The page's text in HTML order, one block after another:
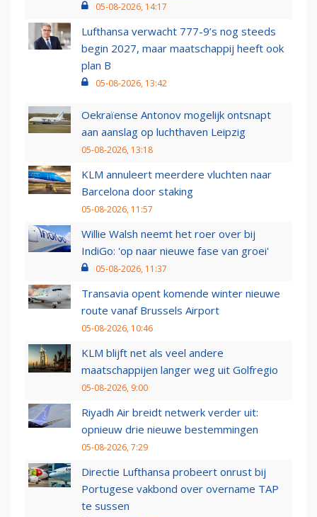
05-08-2026, 14:17
Lufthansa verwacht 777-9’s nog steeds
begin 2027, maar maatschappij heeft ook
plan B
05-08-2026, 13:42
Oekraïense Antonov mogelijk ontsnapt
aan aanslag op luchthaven Leipzig
05-08-2026, 13:18
KLM annuleert meerdere vluchten naar
Barcelona door staking
05-08-2026, 11:57
Willie Walsh neemt het roer over bij
IndiGo: 'op naar nieuwe fase van groei'
05-08-2026, 11:37
Transavia opent komende winter nieuwe
route vanaf Brussels Airport
05-08-2026, 10:46
KLM blijft net als veel andere
maatschappijen langer weg uit Golfregio
05-08-2026, 9:00
Riyadh Air breidt netwerk verder uit:
opnieuw drie nieuwe bestemmingen
05-08-2026, 7:29
Directie Lufthansa probeert onrust bij
Portugese vakbond over overname TAP
te sussen